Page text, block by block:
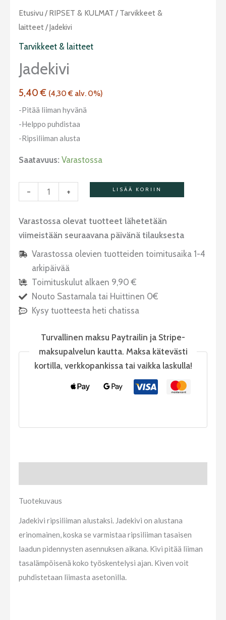
Etusivu / RIPSET & KULMAT / Tarvikkeet &
laitteet/ Jadekivi
Tarvikkeet & laitteet
Jadekivi
5,40€ (4,30€ alv. 0%)
-Pitää liiman hyvänä
-Helppo puhdistaa
-Ripsiliiman alusta
Saatavuus: Varastossa
-
Jadekivi
määrä
+ LISÄÄ KORIIN
Varastossa olevat tuotteet lähetetään
viimeistään seuraavana päivänä tilauksesta
Varastossa olevien tuotteiden toimitusaika 1-4
arkipäivää
Toimituskulut alkaen 9,90 €
Nouto Sastamala tai Huittinen 0€
Kysy tuotteesta heti chatissa
Turvallinen maksu Paytrailin ja Stripe-
maksupalvelun kautta. Maksa kätevästi
kortilla, verkkopankissa tai vaikka laskulla!
Tuotekuvaus
Jadekivi ripsiliiman alustaksi. Jadekivi on alustana
erinomainen, koska se varmistaa ripsiliiman tasaisen
laadun pidennysten asennuksen aikana. Kivi pitää liiman
tasalämpöisenä koko työskentelysi ajan. Kiven voit
puhdistetaan liimasta asetonilla.